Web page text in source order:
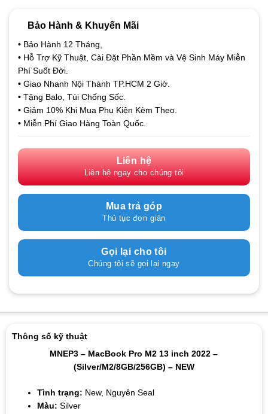
Bảo Hành & Khuyến Mãi
• Bảo Hành 12 Tháng,
• Hỗ Trợ Kỹ Thuật, Cài Đặt Phần Mềm và Vệ Sinh Máy Miễn
Phí Suốt Đời.
• Giao Nhanh Nội Thành TP.HCM 2 Giờ.
• Tặng Balo, Túi Chống Sốc.
• Giảm 10% Khi Mua Phụ Kiện Kèm Theo.
• Miễn Phí Giao Hàng Toàn Quốc.
Liên hệ
Liên hệ ngay cho chúng tôi
Mua trả góp
Thủ tục đơn giản
Gọi lại cho tôi
Chúng tôi sẽ gọi lại ngay
Thông số kỹ thuật
MNEP3 – MacBook Pro M2 13 inch 2022 –
(Silver/M2/8GB/256GB) – NEW
Tình trạng: New, Nguyên Seal
Màu: Silver